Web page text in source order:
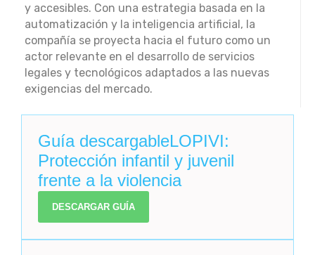
y accesibles. Con una estrategia basada en la
automatización y la inteligencia artificial, la
compañía se proyecta hacia el futuro como un
actor relevante en el desarrollo de servicios
legales y tecnológicos adaptados a las nuevas
exigencias del mercado.
Guía descargableLOPIVI:
Protección infantil y juvenil
frente a la violencia
DESCARGAR GUÍA